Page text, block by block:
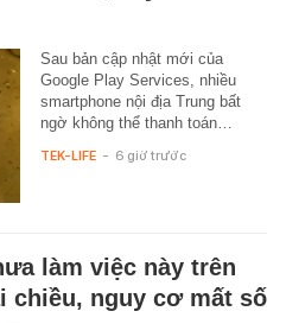
Sau bản cập nhật mới của
Google Play Services, nhiều
smartphone nội địa Trung bất
ngờ không thể thanh toán…
TEK-LIFE - 6 giờ trước
làm việc này trên
chiều, nguy cơ mất số